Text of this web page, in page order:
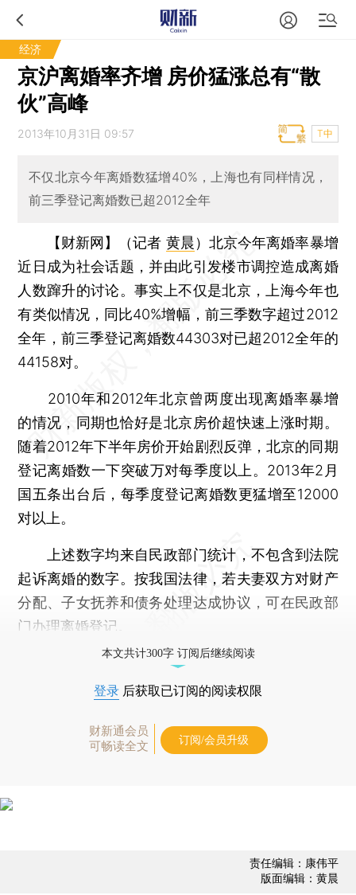
经济
京沪离婚率齐增 房价猛涨总有“散
伙”高峰
2013年10月31日 09:57 T中
不仅北京今年离婚数猛增40%，上海也有同样情况，
前三季登记离婚数已超2012全年
【财新网】（记者 黄晨） 北京今年离婚率暴增
近日成为社会话题，并由此引发楼市调控造成离婚
人数蹿升的讨论。事实上不仅是北京，上海今年也
有类似情况，同比40%增幅，前三季数字超过2012
全年，前三季登记离婚数44303对已超2012全年的
44158对。
2010年和2012年北京曾两度出现离婚率暴增
的情况，同期也恰好是北京房价超快速上涨时期。
随着2012年下半年房价开始剧烈反弹，北京的同期
登记离婚数一下突破万对每季度以上。2013年2月
国五条出台后，每季度登记离婚数更猛增至12000
对以上。
上述数字均来自民政部门统计，不包含到法院
起诉离婚的数字。按我国法律，若夫妻双方对财产
分配、子女抚养和债务处理达成协议，可在民政部
门办理离婚登记。
本文共计300字 订阅后继续阅读
登录 后获取已订阅的阅读权限
财新通会员
可畅读全文
订阅/会员升级
责任编辑：康伟平
版面编辑：黄晨